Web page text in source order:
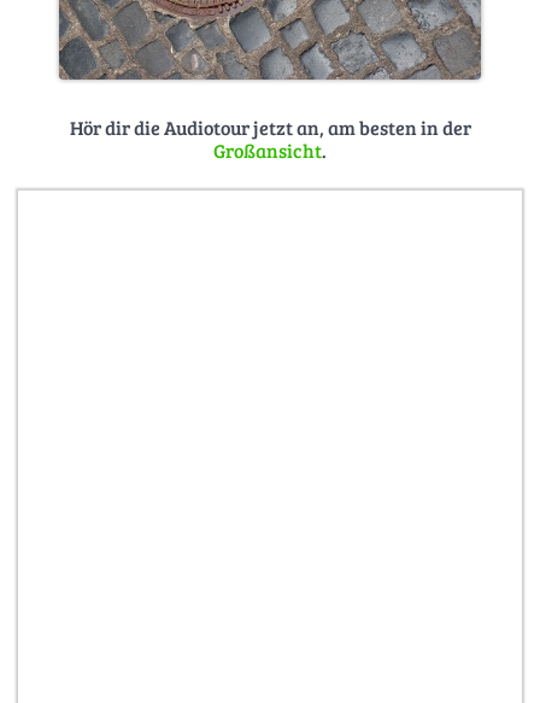
Hör dir die Audiotour jetzt an, am besten in der
Großansicht.